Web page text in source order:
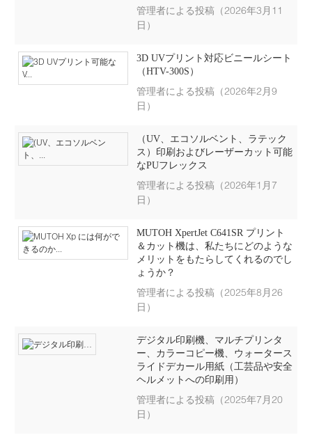
管理者による投稿（2026年3月11
日）
3D UVプリント対応ビニールシート
（HTV-300S）
管理者による投稿（2026年2月9
日）
（UV、エコソルベント、ラテック
ス）印刷およびレーザーカット可能
なPUフレックス
管理者による投稿（2026年1月7
日）
MUTOH XpertJet C641SR プリント
＆カット機は、私たちにどのような
メリットをもたらしてくれるのでし
ょうか？
管理者による投稿（2025年8月26
日）
デジタル印刷機、マルチプリンタ
ー、カラーコピー機、ウォータース
ライドデカール用紙（工芸品や安全
ヘルメットへの印刷用）
管理者による投稿（2025年7月20
日）